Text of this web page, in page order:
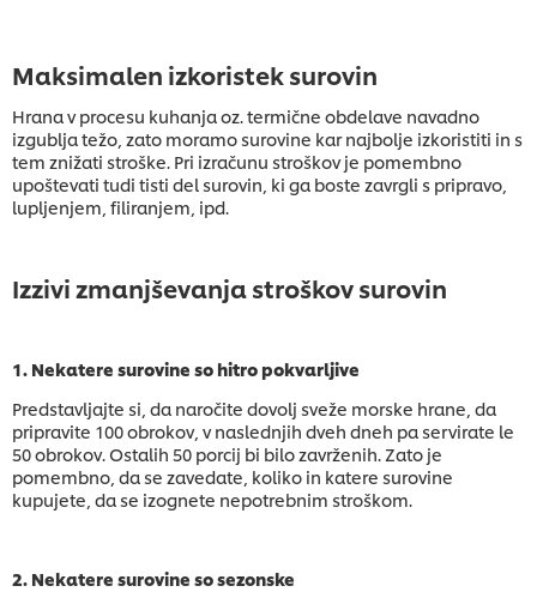
Maksimalen izkoristek surovin
Hrana v procesu kuhanja oz. termične obdelave navadno
izgublja težo, zato moramo surovine kar najbolje izkoristiti in s
tem znižati stroške. Pri izračunu stroškov je pomembno
upoštevati tudi tisti del surovin, ki ga boste zavrgli s pripravo,
lupljenjem, filiranjem, ipd.
Izzivi zmanjševanja stroškov surovin
1. Nekatere surovine so hitro pokvarljive
Predstavljajte si, da naročite dovolj sveže morske hrane, da
pripravite 100 obrokov, v naslednjih dveh dneh pa servirate le
50 obrokov. Ostalih 50 porcij bi bilo zavrženih. Zato je
pomembno, da se zavedate, koliko in katere surovine
kupujete, da se izognete nepotrebnim stroškom.
2. Nekatere surovine so sezonske